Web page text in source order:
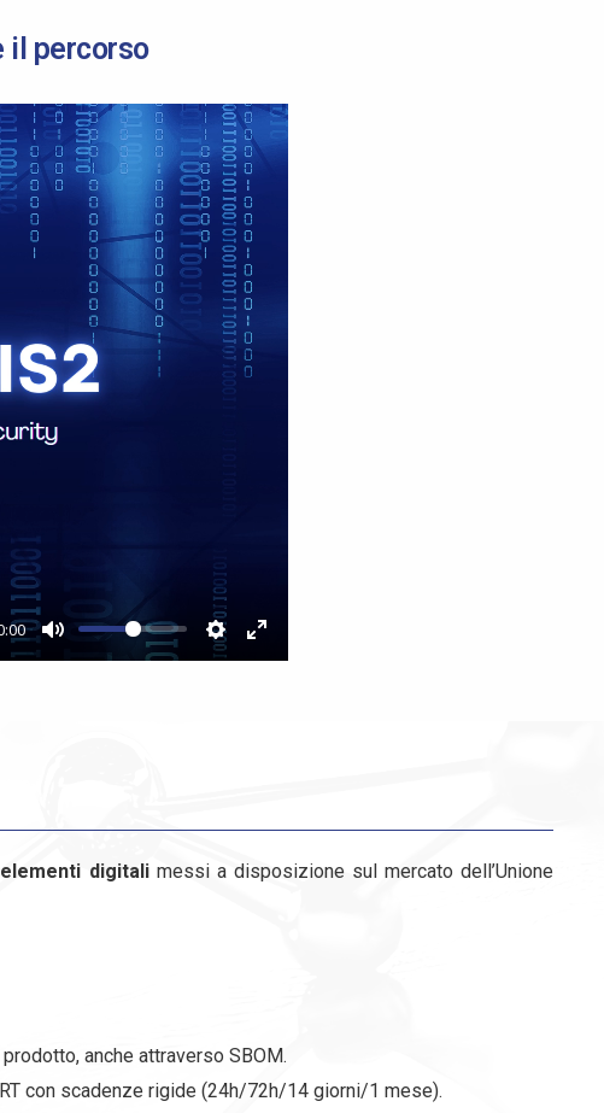
il percorso
Mute Settings
Enter
digitalimessi a disposizione sul mercato dell’Unione
anche attraverso SBOM.
con scadenze rigide (24h/72h/14 giorni/1 mese).